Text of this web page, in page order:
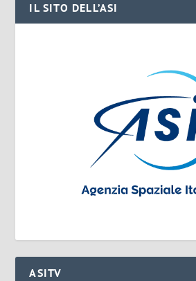
IL SITO DELL’ASI
ASITV